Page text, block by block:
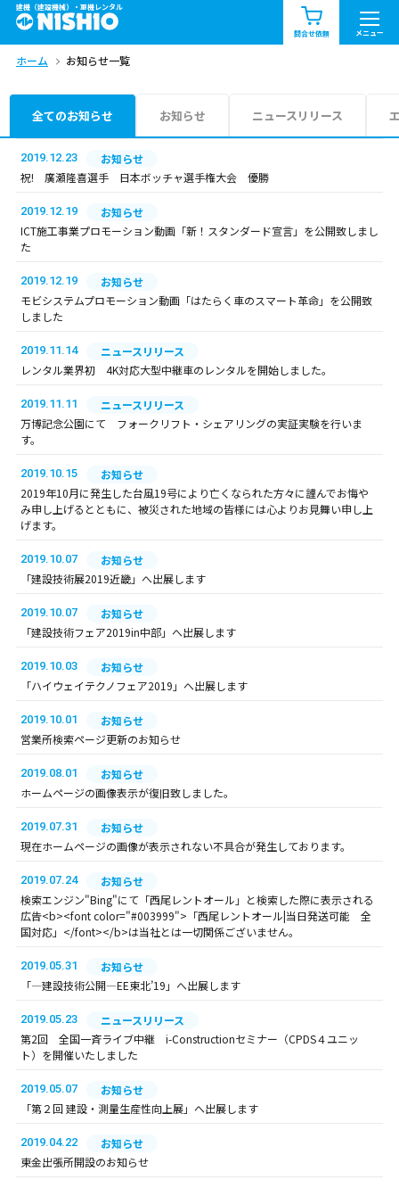
建機（建設機械）・重機レンタル
問合せ依頼 メニュー
商品一覧 お知らせ一覧
問合せ依頼リスト
エリア情報を見る
ホーム お知らせ一覧
全てのお知らせ お知らせ ニュースリリース
2019.12.23
お知らせ
祝! 廣瀬隆喜選手 日本ボッチャ選手権大会 優勝
2019.12.19
お知らせ
ICT施工事業プロモーション動画「新！スタンダード宣言」を公開致しまし
た
2019.12.19
お知らせ
モビシステムプロモーション動画「はたらく車のスマート革命」を公開致
しました
2019.11.14
ニュースリリース
レンタル業界初 4K対応大型中継車のレンタルを開始しました。
2019.11.11
ニュースリリース
万博記念公園にて フォークリフト・シェアリングの実証実験を行いま
す。
2019.10.15
お知らせ
2019年10月に発生した台風19号により亡くなられた方々に謹んでお悔や
み申し上げるとともに、被災された地域の皆様には心よりお見舞い申し上
げます。
2019.10.07
お知らせ
「建設技術展2019近畿」へ出展します
2019.10.07
お知らせ
「建設技術フェア2019in中部」へ出展します
2019.10.03
お知らせ
「ハイウェイテクノフェア2019」へ出展します
2019.10.01
お知らせ
営業所検索ページ更新のお知らせ
2019.08.01
お知らせ
ホームページの画像表示が復旧致しました。
2019.07.31
お知らせ
現在ホームページの画像が表示されない不具合が発生しております。
2019.07.24
お知らせ
検索エンジン"Bing"にて「西尾レントオール」と検索した際に表示される
広告<b><font color="#003999">「西尾レントオール|当日発送可能 全
国対応」</font></b>は当社とは一切関係ございません。
2019.05.31
お知らせ
「―建設技術公開―EE東北’19」へ出展します
2019.05.23
ニュースリリース
第2回 全国一斉ライブ中継 i-Constructionセミナー（CPDS４ユニッ
ト）を開催いたしました
2019.05.07
お知らせ
「第２回 建設・測量生産性向上展」へ出展します
2019.04.22
お知らせ
東金出張所開設のお知らせ